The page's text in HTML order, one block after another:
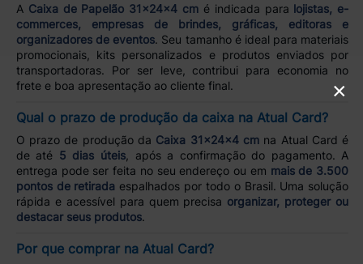
A Caixa de Papelão 31x24x4 cm é indicada para lojistas, e-
commerces, empresas de brindes, gráficas, editoras e
organizadores de eventos. Seu tamanho é ideal para materiais
promocionais, kits personalizados e produtos enviados por
transportadoras. Por ser leve, contribui para economia no
frete e boa apresentação ao cliente final.
Qual o prazo de produção da caixa na Atual Card?
O prazo de produção da Caixa 31x24x4 cmna Atual Card é
de até 5 dias úteis, após a confirmação do pagamento. A
entrega pode ser feita no seu endereço ou em mais de 3.500
pontos de retirada espalhados por todo o Brasil. Uma solução
rápida e acessível para quem precisa organizar, proteger ou
destacar seus produtos.
Por que comprar na Atual Card?
×